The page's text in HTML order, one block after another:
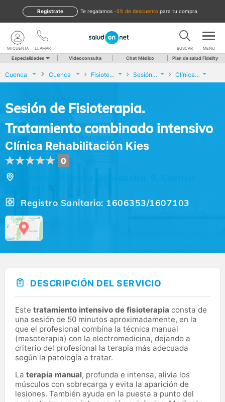
te regalamos -5% de descuento para tu compra
Regístrate
LLAMAR
MI CUENTA BUSCAR MENU
Especialidades Videoconsulta Chat Médico Plan de salud Fidelity
Cuenca Cuenca Fisioterapia Sesión de Fisioterapia. Tratamiento combinado intensivo Clínica Rehabilitación Kies
Sesión de Fisioterapia.
Tratamiento combinado intensivo
Clínica Rehabilitación Kies
0
Registro Sanitario: 1606353/1607103
DESCRIPCIÓN DEL SERVICIO
Este tratamiento intensivo de fisioterapia consta de
una sesión de 50 minutos aproximadamente, en la
que el profesional combina la técnica manual
(masoterapia) con la electromedicina, dejando a
criterio del profesional la terapia más adecuada
según la patología a tratar.
La terapia manual, profunda e intensa, alivia los
músculos con sobrecarga y evita la aparición de
lesiones. También ayuda en la puesta a punto del